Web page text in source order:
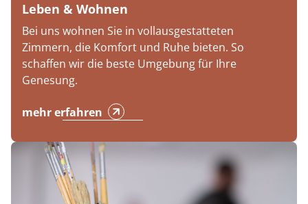
Leben & Wohnen
Bei uns wohnen Sie in vollausgestatteten
Zimmern, die Komfort und Ruhe bieten. So
schaffen wir die beste Umgebung für Ihre
Genesung.
mehr erfahren